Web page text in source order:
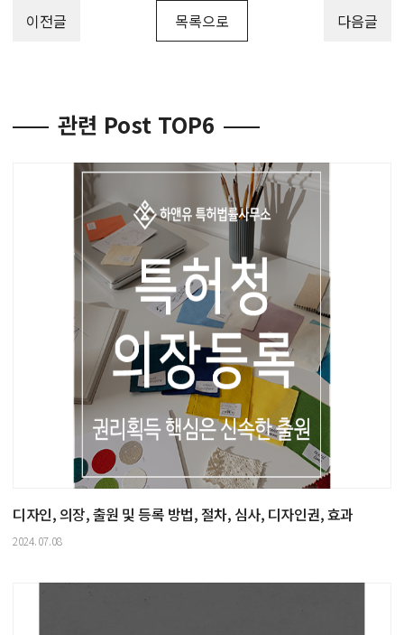
이전글 목록으로 다음글
관련 Post TOP6
디자인, 의장, 출원 및 등록 방법, 절차, 심사, 디자인권, 효과
2024.07.08